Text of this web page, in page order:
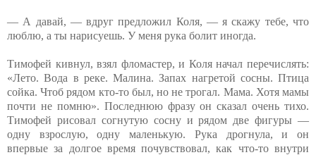
— А давай, — вдруг предложил Коля, — я скажу тебе, что
люблю, а ты нарисуешь. У меня рука болит иногда.
Тимофей кивнул, взял фломастер, и Коля начал перечислять:
«Лето. Вода в реке. Малина. Запах нагретой сосны. Птица
сойка. Чтоб рядом кто-то был, но не трогал. Мама. Хотя мамы
почти не помню». Последнюю фразу он сказал очень тихо.
Тимофей рисовал согнутую сосну и рядом две фигуры —
одну взрослую, одну маленькую. Рука дрогнула, и он
впервые за долгое время почувствовал, как что-то внутри